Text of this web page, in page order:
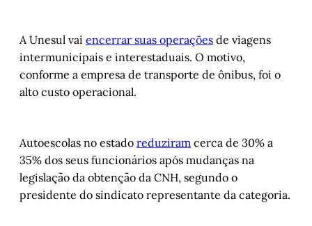
A Unesul vai encerrar suas operações de viagens
intermunicipais e interestaduais. O motivo,
conforme a empresa de transporte de ônibus, foi o
alto custo operacional.
Autoescolas no estado reduziram cerca de 30% a
35% dos seus funcionários após mudanças na
legislação da obtenção da CNH, segundo o
presidente do sindicato representante da categoria.